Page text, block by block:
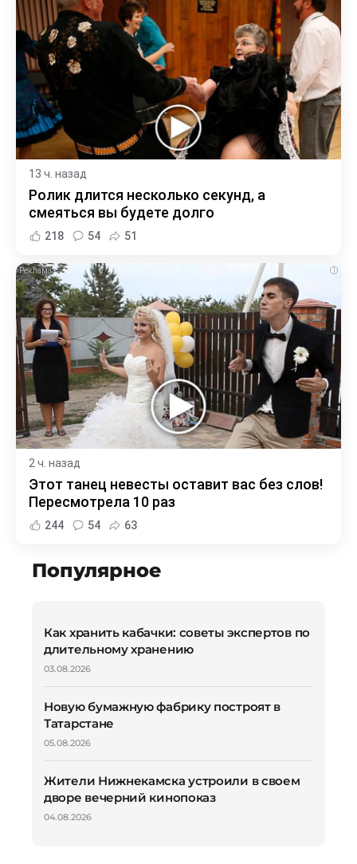
13 ч. назад
Ролик длится несколько секунд, а
смеяться вы будете долго
218 54 51
i
2 ч. назад
Этот танец невесты оставит вас без слов!
Пересмотрела 10 раз
244 54 63
Популярное
Как хранить кабачки: советы экспертов по
длительному хранению
03.08.2026
Новую бумажную фабрику построят в
Татарстане
05.08.2026
Жители Нижнекамска устроили в своем
дворе вечерний кинопоказ
04.08.2026